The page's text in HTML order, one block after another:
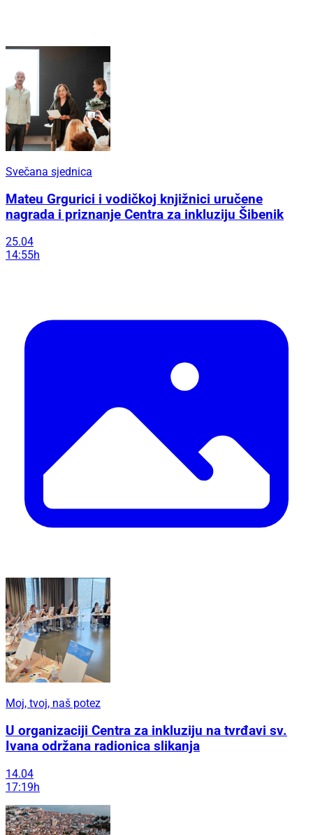
Svečana sjednica
Mateu Grgurici i vodičkoj knjižnici uručene
nagrada i priznanje Centra za inkluziju Šibenik
25.04
14:55h
Moj, tvoj, naš potez
U organizaciji Centra za inkluziju na tvrđavi sv.
Ivana održana radionica slikanja
14.04
17:19h